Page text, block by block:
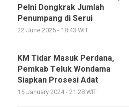
Pelni Dongkrak Jumlah
Penumpang di Serui
22 June 2025 - 18:43 WIT
KM Tidar Masuk Perdana,
Pemkab Teluk Wondama
Siapkan Prosesi Adat
15 January 2024 - 21:28 WIT